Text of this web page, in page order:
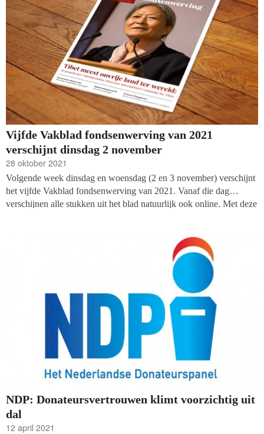
gevraagd naar andere onderwerpen die betrekking hebben op het
doen en laten van goededoelenorganisaties. Deze keer: welke
maatschappelijke problemen moeten worden aangepakt, en door
wie? En wat zijn de respondenten zelf bereid te doen?
Vijfde Vakblad fondsenwerving van 2021
verschijnt dinsdag 2 november
28 oktober 2021
Volgende week dinsdag en woensdag (2 en 3 november) verschijnt
het vijfde Vakblad fondsenwerving van 2021. Vanaf die dag
verschijnen alle stukken uit het blad natuurlijk ook online. Met deze
International Campaign for Tibet, Tsering Jampa, en de rechten en
plichten van de Belastingdienst in het toezien op fraude en
NDP: Donateursvertrouwen klimt voorzichtig uit
dal
12 april 2021